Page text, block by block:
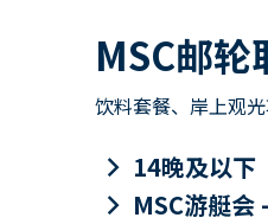
MSC邮轮
饮料套餐、岸上观
keyboard_arrow_right 14晚及以下
keyboard_arrow_right MSC游艇会